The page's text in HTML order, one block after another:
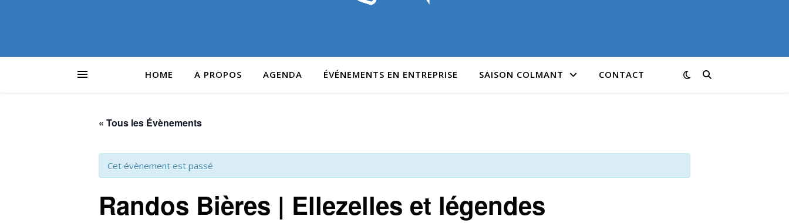
HOME A PROPOS AGENDA ÉVÉNEMENTS EN ENTREPRISE SAISON COLMANT CONTACT
« Tous les Évènements
Cet évènement est passé
Randos Bières | Ellezelles et légendes